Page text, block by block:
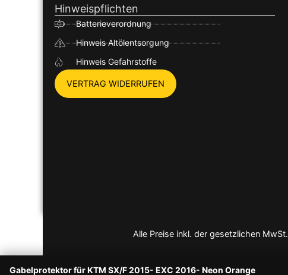
Hinweispflichten
Batterieverordnung
Hinweis Altölentsorgung
Hinweis Gefahrstoffe
VERTRAG WIDERRUFEN
Alle Preise inkl. der gesetzlichen
Gabelprotektor für KTM SX/F 2015- EXC 2016- Neon Orange